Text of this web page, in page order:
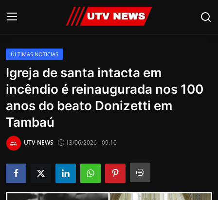
AO VIVO
PIRACICABA
CAMPINAS
LIMEIRA
Economia
ÚLTIMAS NOTICIAS
Igreja de santa intacta em
incêndio é reinaugurada nos 100
anos do beato Donizetti em
Tambaú
UTV-NEWS 13/06/2026 - 09:10